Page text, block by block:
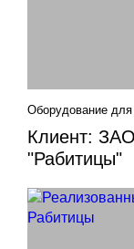
Клиент:
"Рабитицы"
Оборудование